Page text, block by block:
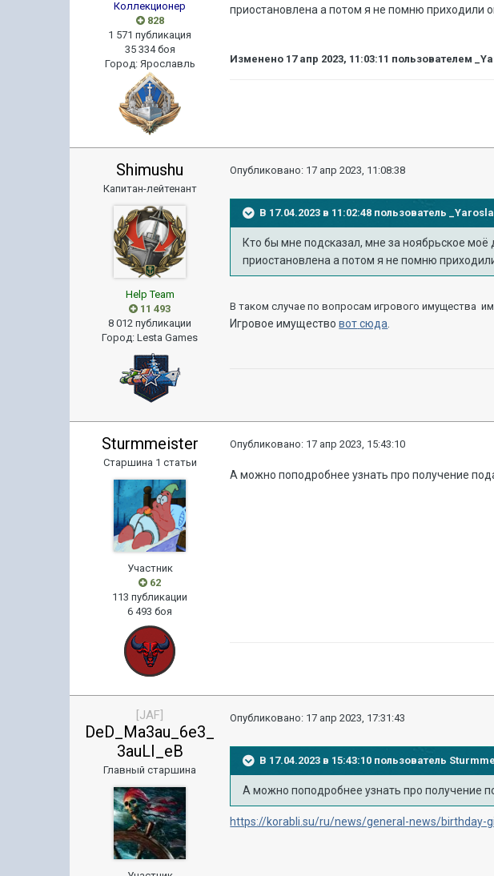
Коллекционер
828
1 571 публикация
35 334 боя
Город: Ярославль
приостановлена а потом я не помню приходили
Изменено 17 апр 2023, 11:03:11 пользователем
Shimushu
Капитан-лейтенант
Help Team
11 493
8 012 публикации
Город:Lesta Games
Опубликовано: 17 апр 2023, 11:08:38
В 17.04.2023 в 11:02:48 пользователь
Кто бы мне подсказал, мне за ноябрьское
приостановлена а потом я не помню
В таком случае по вопросам игрового имущества
Игровое имущество вот сюда
Sturmmeister
Старшина 1 статьи
Участник
62
113 публикации
6 493 боя
Опубликовано: 17 апр 2023, 15:43:10
А можно поподробнее узнать про получение
[JAF]
DeD_Ma3au_6e3_
3auLI_eB
Главный старшина
Опубликовано: 17 апр 2023, 17:31:43
В 17.04.2023 в 15:43:10 пользователь
А можно поподробнее узнать про получение
https://korabli.su/ru/news/general-news/birthday-